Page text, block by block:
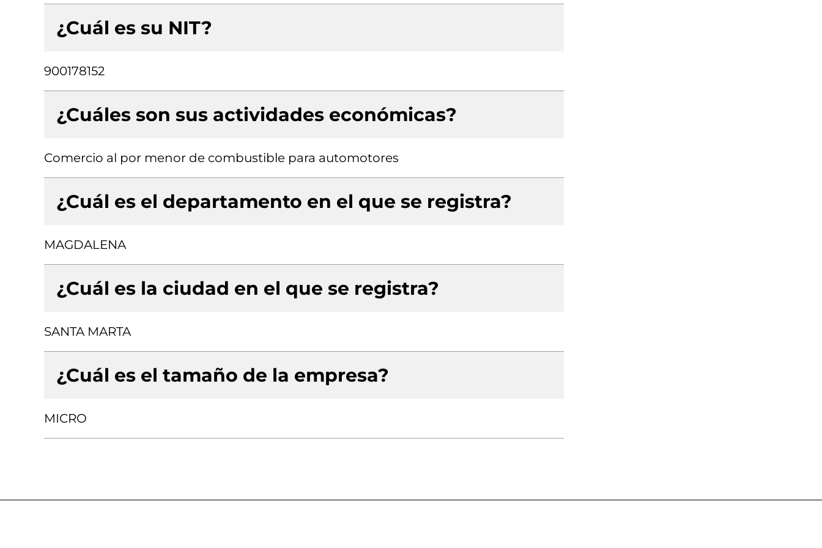
¿Cuál es su NIT?
900178152
¿Cuáles son sus actividades económicas?
Comercio al por menor de combustible para automotores
¿Cuál es el departamento en el que se registra?
MAGDALENA
¿Cuál es la ciudad en el que se registra?
SANTA MARTA
¿Cuál es el tamaño de la empresa?
MICRO